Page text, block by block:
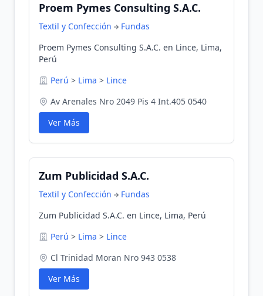
Proem Pymes Consulting S.A.C.
Textil y Confección
Fundas
Proem Pymes Consulting S.A.C. en Lince, Lima,
Perú
Perú > Lima > Lince
Av Arenales Nro 2049 Pis 4 Int.405 0540
Ver Más
Zum Publicidad S.A.C.
Textil y Confección
Fundas
Zum Publicidad S.A.C. en Lince, Lima, Perú
Perú > Lima > Lince
Cl Trinidad Moran Nro 943 0538
Ver Más